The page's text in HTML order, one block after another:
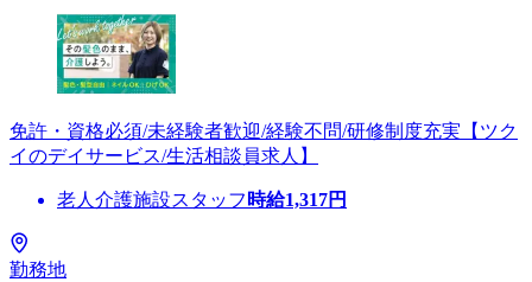
免許・資格必須/未経験者歓迎/経験不問/研修制度充実【ツク
イのデイサービス/生活相談員求人】
老人介護施設スタッフ 時給1,317円
勤務地